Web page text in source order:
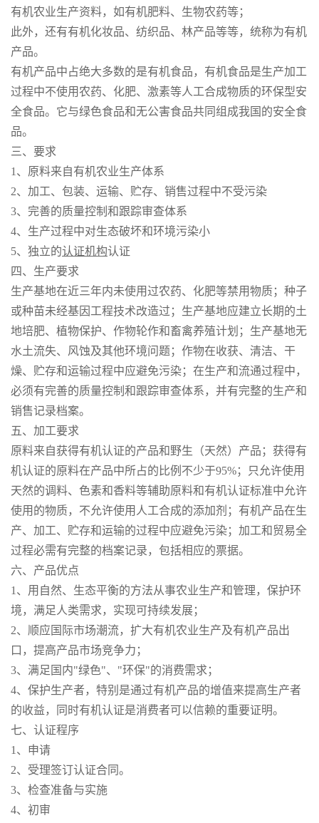
有机农业生产资料，如有机肥料、生物农药等；
此外，还有有机化妆品、纺织品、林产品等等，统称为有机
产品。
有机产品中占绝大多数的是有机食品，有机食品是生产加工
过程中不使用农药、化肥、激素等人工合成物质的环保型安
全食品。它与绿色食品和无公害食品共同组成我国的安全食
品。
三、要求
1、原料来自有机农业生产体系
2、加工、包装、运输、贮存、销售过程中不受污染
3、完善的质量控制和跟踪审查体系
4、生产过程中对生态破坏和环境污染小
5、独立的认证机构认证
四、生产要求
生产基地在近三年内未使用过农药、化肥等禁用物质；种子
或种苗未经基因工程技术改造过；生产基地应建立长期的土
地培肥、植物保护、作物轮作和畜禽养殖计划；生产基地无
水土流失、风蚀及其他环境问题；作物在收获、清洁、干
燥、贮存和运输过程中应避免污染；在生产和流通过程中，
必须有完善的质量控制和跟踪审查体系，并有完整的生产和
销售记录档案。
五、加工要求
原料来自获得有机认证的产品和野生（天然）产品；获得有
机认证的原料在产品中所占的比例不少于95%；只允许使用
天然的调料、色素和香料等辅助原料和有机认证标准中允许
使用的物质，不允许使用人工合成的添加剂；有机产品在生
产、加工、贮存和运输的过程中应避免污染；加工和贸易全
过程必需有完整的档案记录，包括相应的票据。
六、产品优点
1、用自然、生态平衡的方法从事农业生产和管理，保护环
境，满足人类需求，实现可持续发展；
2、顺应国际市场潮流，扩大有机农业生产及有机产品出
口，提高产品市场竞争力；
3、满足国内"绿色"、"环保"的消费需求；
4、保护生产者，特别是通过有机产品的增值来提高生产者
的收益，同时有机认证是消费者可以信赖的重要证明。
七、认证程序
1、申请
2、受理签订认证合同。
3、检查准备与实施
4、初审